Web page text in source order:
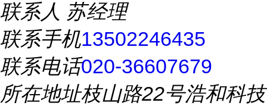
联系人 苏经理
联系手机13502246435
联系电话020-36607679
所在地址枝山路22号浩和科技